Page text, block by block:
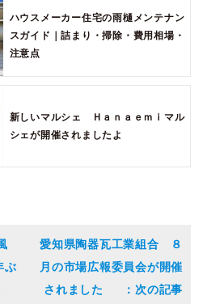
ハウスメーカー住宅の雨樋メンテナン
スガイド｜詰まり・掃除・費用相場・
注意点
新しいマルシェ Ｈａｎａｅｍｉマル
シェが開催されましたよ
ぶ
愛知県陶器瓦工業組合 ８
月の市場広報委員会が開催
されました